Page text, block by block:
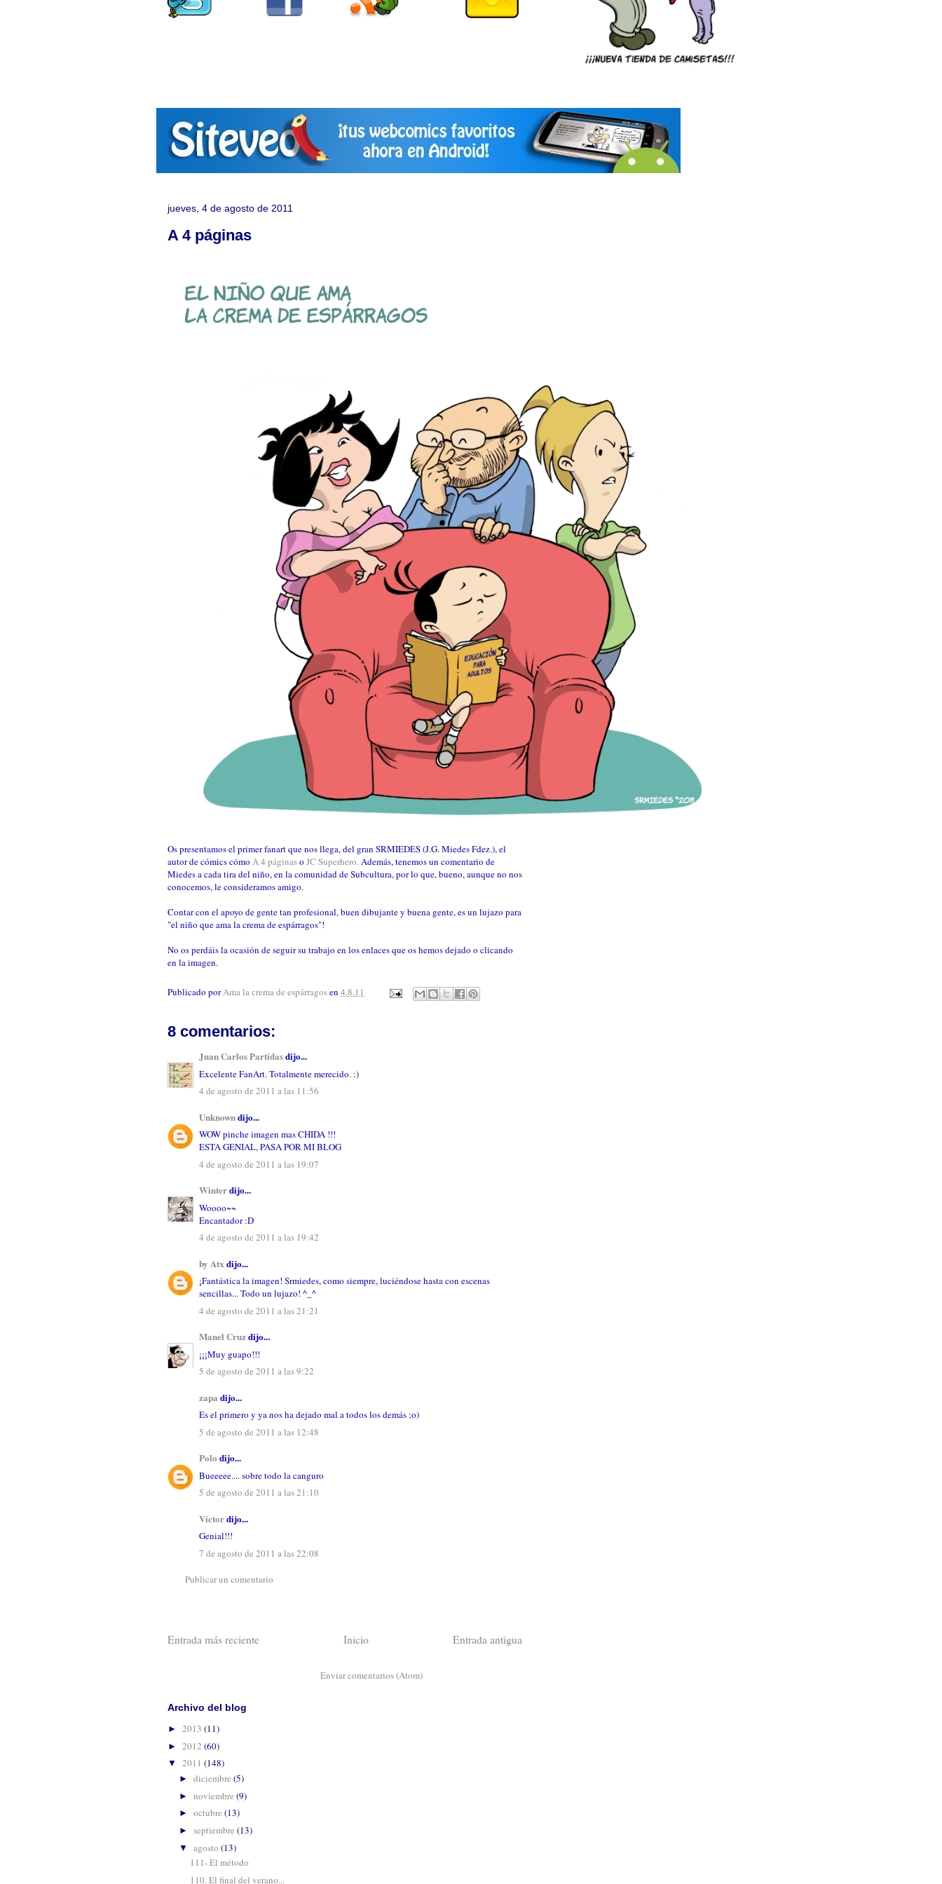
jueves, 4 de agosto de 2011
A 4 páginas
Os presentamos el primer fanart que nos llega, del gran SRMIEDES (J.G. Miedes Fdez.), el
autor de cómics cómo A 4 páginaso JC Superhero.Además, tenemos un comentario de
Miedes a cada tira del niño, en la comunidad de Subcultura, por lo que, bueno, aunque no nos
conocemos, le consideramos amigo.
Contar con el apoyo de gente tan profesional, buen dibujante y buena gente, es un lujazo para
"el niño que ama la crema de espárragos"!
No os perdáis la ocasión de seguir su trabajo en los enlaces que os hemos dejado o clicando
en la imagen.
Publicado porAma la crema de espárragosen 4.8.11
8 comentarios:
Juan Carlos Partidasdijo...
Excelente FanArt. Totalmente merecido. :)
4 de agosto de 2011 a las 11:56
Unknowndijo...
WOW pinche imagen mas CHIDA !!!
ESTA GENIAL, PASA POR MI BLOG
4 de agosto de 2011 a las 19:07
Winterdijo...
Woooo~~
Encantador :D
4 de agosto de 2011 a las 19:42
by Atx dijo...
¡Fantástica la imagen! Srmiedes, como siempre, luciéndose hasta con escenas
sencillas... Todo un lujazo! ^_^
4 de agosto de 2011 a las 21:21
Manel Cruzdijo...
¡¡¡Muy guapo!!!
5 de agosto de 2011 a las 9:22
zapa dijo...
Es el primero y ya nos ha dejado mal a todos los demás ;o)
5 de agosto de 2011 a las 12:48
Polo dijo...
Bueeeee.... sobre todo la canguro
5 de agosto de 2011 a las 21:10
Víctordijo...
Genial!!!
7 de agosto de 2011 a las 22:08
Publicar un comentario
Entrada más reciente Entrada antigua
Inicio
Enviar comentarios (Atom)
Archivo del blog
► 2013 (11)
► 2012 (60)
▼ 2011 (148)
► diciembre (5)
► noviembre (9)
► octubre (13)
► septiembre (13)
▼ agosto (13)
111- El método
110. El final del verano...